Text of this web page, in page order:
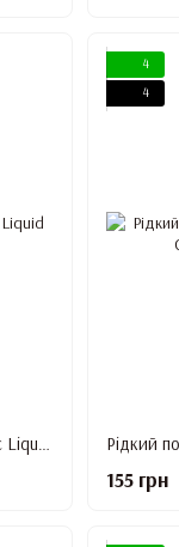
Рідкий полігель Starlet Professional Acrylic Liquid Gel SOFT PINK, 15 мл
4
4
155 грн